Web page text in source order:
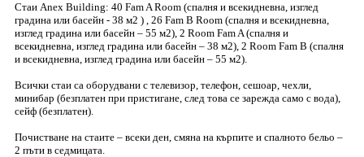
Стаи Anex Building: 40 Fam A Room (спалня и всекидневна, изглед
градина или басейн - 38 м2 ) , 26 Fam B Room (спалня и всекидневна,
изглед градина или басейн – 55 м2), 2 Room Fam A (спалня и
всекидневна, изглед градина или басейн – 38 м2), 2 Room Fam B (спалня
и всекидневна, изглед градина или басейн – 55 м2).
Всички стаи са оборудвани с телевизор, телефон, сешоар, чехли,
минибар (безплатен при пристигане, след това се зарежда само с вода),
сейф (безплатен).
Почистване на стаите – всеки ден, смяна на кърпите и спалното бельо –
2 пъти в седмицата.